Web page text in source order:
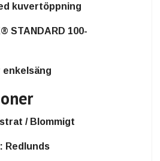
kuvertöppning
STANDARD 100-
/ Blommigt
Redlunds